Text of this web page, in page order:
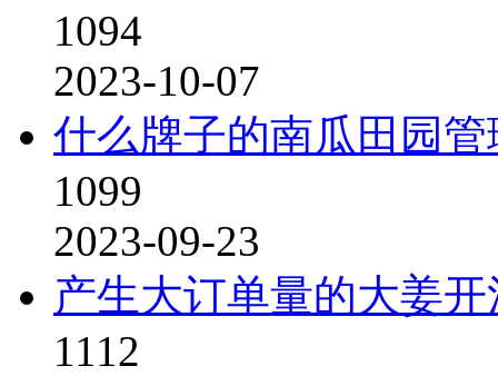
1094
2023-10-07
什么牌子的南瓜田园
1099
2023-09-23
产生大订单量的大姜
1112